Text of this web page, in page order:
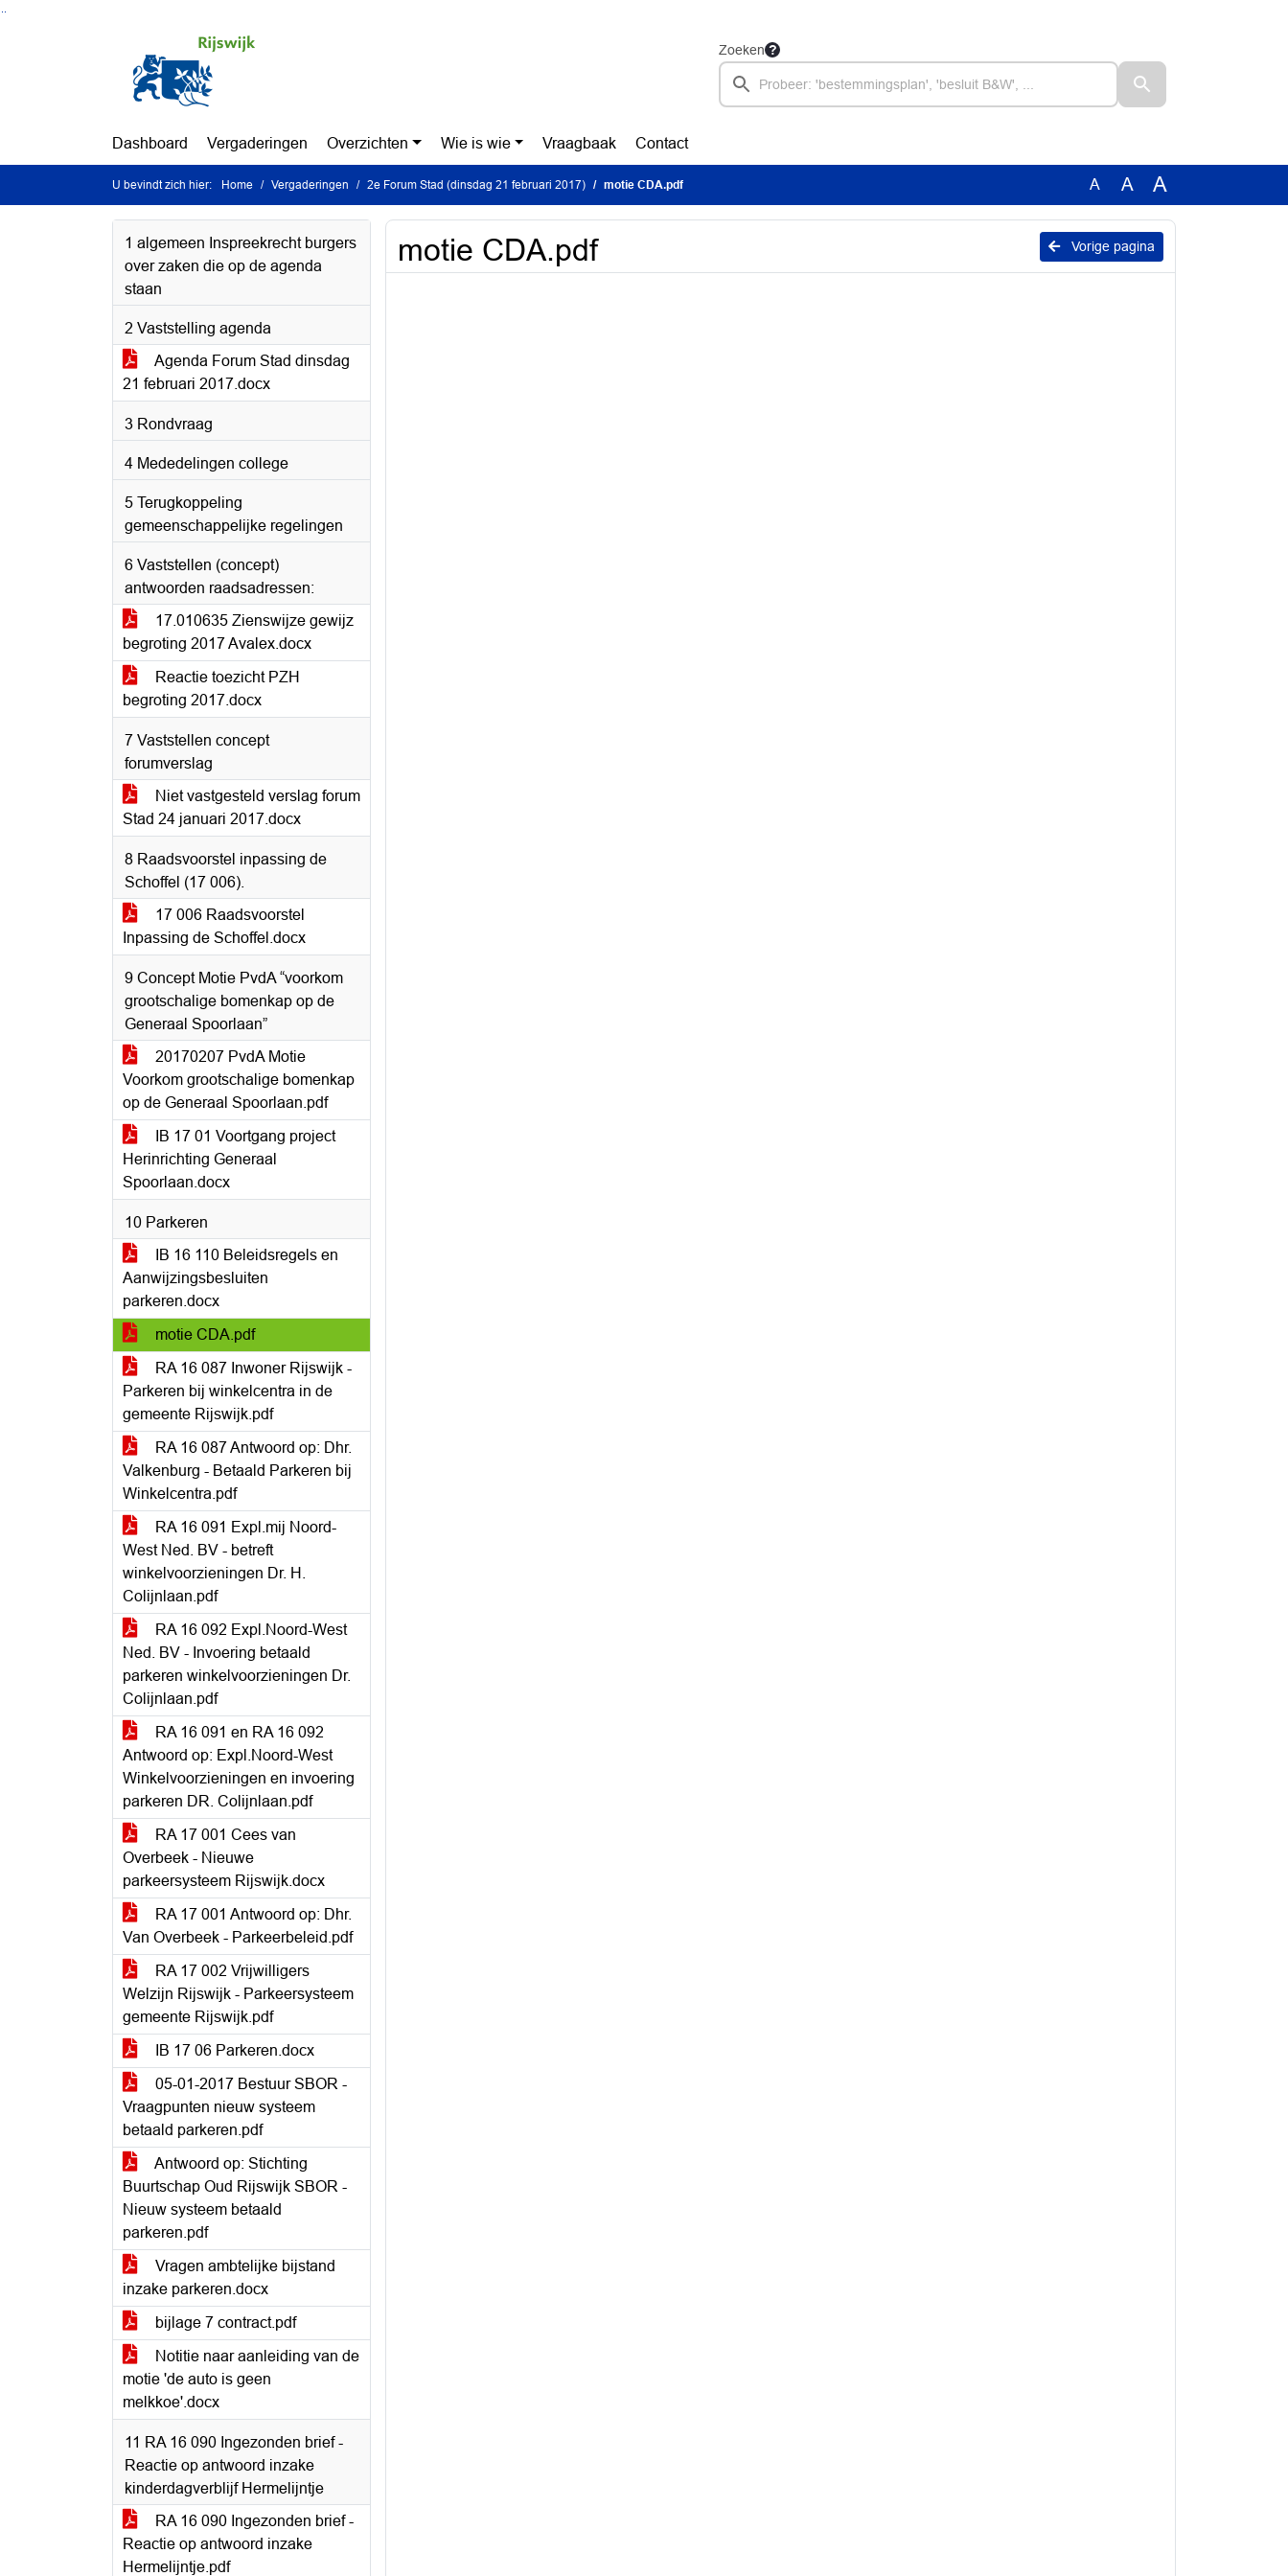
Zoeken
Dashboard Vergaderingen Overzichten Wie is wie Vraagbaak Contact
U bevindt zich hier: Home Vergaderingen 2e Forum Stad (dinsdag 21 februari 2017) motie CDA.pdf A A A
1 algemeen Inspreekrecht burgers
over zaken die op de agenda
staan
2 Vaststelling agenda
Agenda Forum Stad dinsdag
21 februari 2017.docx
3 Rondvraag
4 Mededelingen college
5 Terugkoppeling
gemeenschappelijke regelingen
6 Vaststellen (concept)
antwoorden raadsadressen:
17.010635 Zienswijze gewijz
begroting 2017 Avalex.docx
Reactie toezicht PZH
begroting 2017.docx
7 Vaststellen concept
forumverslag
Niet vastgesteld verslag forum
Stad 24 januari 2017.docx
8 Raadsvoorstel inpassing de
Schoffel (17 006).
17 006 Raadsvoorstel
Inpassing de Schoffel.docx
9 Concept Motie PvdA “voorkom
grootschalige bomenkap op de
Generaal Spoorlaan”
20170207 PvdA Motie
Voorkom grootschalige bomenkap
op de Generaal Spoorlaan.pdf
IB 17 01 Voortgang project
Herinrichting Generaal
Spoorlaan.docx
10 Parkeren
IB 16 110 Beleidsregels en
Aanwijzingsbesluiten
parkeren.docx
motie CDA.pdf
RA 16 087 Inwoner Rijswijk -
Parkeren bij winkelcentra in de
gemeente Rijswijk.pdf
RA 16 087 Antwoord op: Dhr.
Valkenburg - Betaald Parkeren bij
Winkelcentra.pdf
RA 16 091 Expl.mij Noord-
West Ned. BV - betreft
winkelvoorzieningen Dr. H.
Colijnlaan.pdf
RA 16 092 Expl.Noord-West
Ned. BV - Invoering betaald
parkeren winkelvoorzieningen Dr.
Colijnlaan.pdf
RA 16 091 en RA 16 092
Antwoord op: Expl.Noord-West
Winkelvoorzieningen en invoering
parkeren DR. Colijnlaan.pdf
RA 17 001 Cees van
Overbeek - Nieuwe
parkeersysteem Rijswijk.docx
RA 17 001 Antwoord op: Dhr.
Van Overbeek - Parkeerbeleid.pdf
RA 17 002 Vrijwilligers
Welzijn Rijswijk - Parkeersysteem
gemeente Rijswijk.pdf
IB 17 06 Parkeren.docx
05-01-2017 Bestuur SBOR -
Vraagpunten nieuw systeem
betaald parkeren.pdf
Antwoord op: Stichting
Buurtschap Oud Rijswijk SBOR -
Nieuw systeem betaald
parkeren.pdf
Vragen ambtelijke bijstand
inzake parkeren.docx
bijlage 7 contract.pdf
Notitie naar aanleiding van de
motie 'de auto is geen
melkkoe'.docx
11 RA 16 090 Ingezonden brief -
Reactie op antwoord inzake
kinderdagverblijf Hermelijntje
RA 16 090 Ingezonden brief -
Reactie op antwoord inzake
Hermelijntje.pdf
Vorige pagina
motie CDA.pdf